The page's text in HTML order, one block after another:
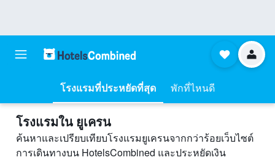
โรงแรมที่ประหยัดที่สุด พักที่ไหนดี
โรงแรมใน ยูเครน
ค้นหาและเปรียบเทียบโรงแรมยูเครนจากกว่าร้อยเว็บไซต์
การเดินทางบน HotelsCombined และประหยัดเงิน